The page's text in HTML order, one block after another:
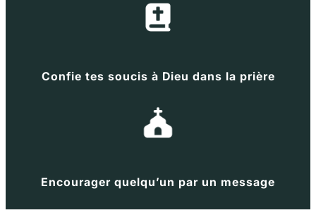
Confie tes soucis à Dieu dans la prière
Encourager quelqu’un par un message